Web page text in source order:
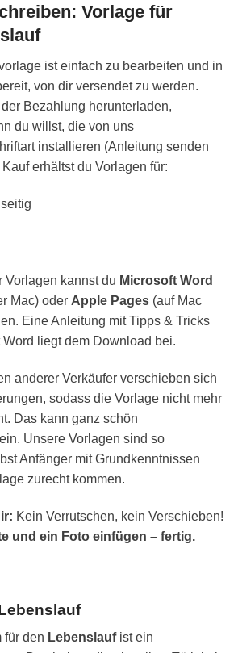
Vorlage für
ist einfach zu bearbeiten und in
von dir versendet zu werden.
Bezahlung herunterladen,
du willst, die von uns
installieren (Anleitung senden
erhältst du Vorlagen für:
Vorlagen kannst du Microsoft Word
Mac) oder Apple Pages (auf Mac
Eine Anleitung mit Tipps & Tricks
liegt dem Download bei.
anderer Verkäufer verschieben sich
sodass die Vorlage nicht mehr
Das kann ganz schön
Unsere Vorlagen sind so
Anfänger mit Grundkenntnissen
zurecht kommen.
Kein Verrutschen, kein Verschieben!
und ein Foto einfügen – fertig.
für den Lebenslaufist ein